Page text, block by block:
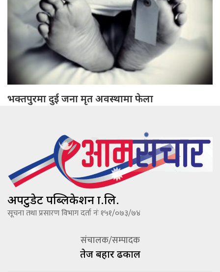
भक्तपुरमा दुई जना मृत अवस्थामा फेला
अपटुडेट पब्लिकेशन प्रा.लि.
सूचना तथा प्रसारण विभाग दर्ता नंः १५१/०७३/७४
संचालक/सम्पादक
तेज बहादूर ढकाल